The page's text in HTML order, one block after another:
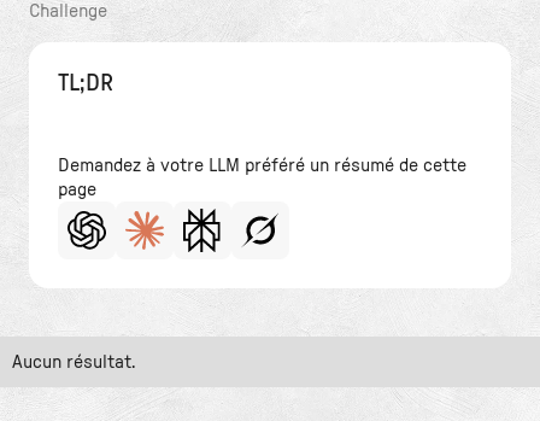
Challenge
TL;DR
Demandez à votre LLM préféré un résumé de cette
page
Aucun résultat.